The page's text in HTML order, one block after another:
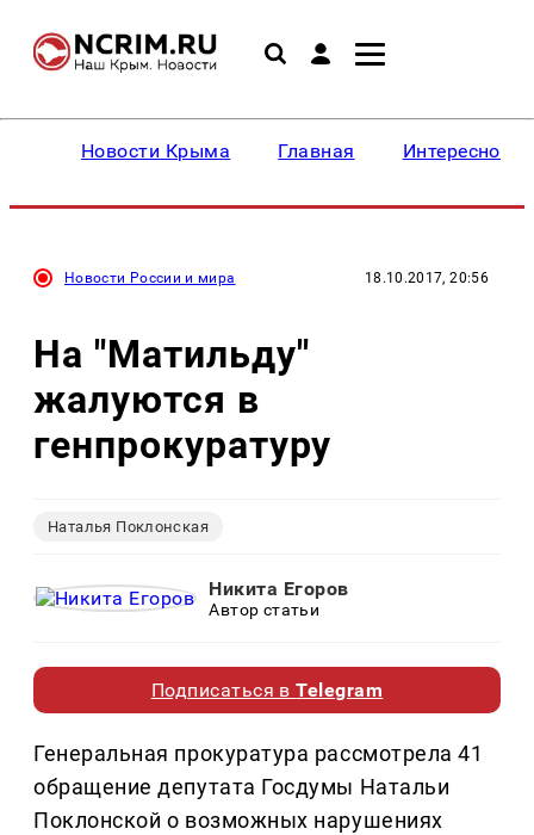
Новости Крыма Главная Интересное
Новости России и мира 18.10.2017, 20:56
На "Матильду"
жалуются в
генпрокуратуру
Наталья Поклонская
Никита Егоров
Автор статьи
Подписаться вTelegram
Генеральная прокуратура рассмотрела 41
обращение депутата Госдумы Натальи
Поклонской о возможных нарушениях